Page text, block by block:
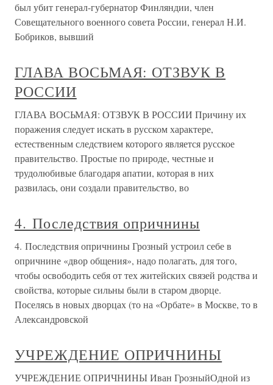
был убит генерал-губернатор Финляндии, член
Совещательного военного совета России, генерал Н.И.
Бобриков, вывший
ГЛАВА ВОСЬМАЯ: ОТЗВУК В
РОССИИ
ГЛАВА ВОСЬМАЯ: ОТЗВУК В РОССИИ Причину их
поражения следует искать в русском характере,
естественным следствием которого является русское
правительство. Простые по природе, честные и
трудолюбивые благодаря апатии, которая в них
развилась, они создали правительство, во
4. Последствия опричнины
4. Последствия опричнины Грозный устроил себе в
опричнине «двор общения», надо полагать, для того,
чтобы освободить себя от тех житейских связей родства и
свойства, которые сильны были в старом дворце.
Поселясь в новых дворцах (то на «Орбате» в Москве, то в
Александровской
УЧРЕЖДЕНИЕ ОПРИЧНИНЫ
УЧРЕЖДЕНИЕ ОПРИЧНИНЫ Иван ГрозныйОдной из